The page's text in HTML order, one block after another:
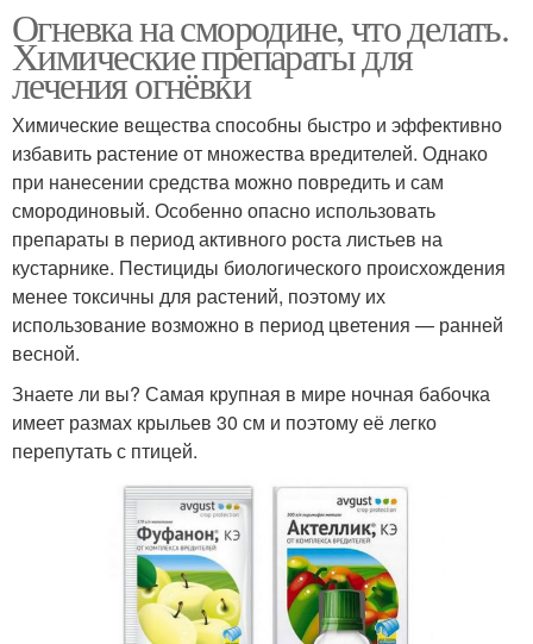
Огневка на смородине, что делать.
Химические препараты для
лечения огнёвки
Химические вещества способны быстро и эффективно
избавить растение от множества вредителей. Однако
при нанесении средства можно повредить и сам
смородиновый. Особенно опасно использовать
препараты в период активного роста листьев на
кустарнике. Пестициды биологического происхождения
менее токсичны для растений, поэтому их
использование возможно в период цветения — ранней
весной.
Знаете ли вы? Самая крупная в мире ночная бабочка
имеет размах крыльев 30 см и поэтому её легко
перепутать с птицей.